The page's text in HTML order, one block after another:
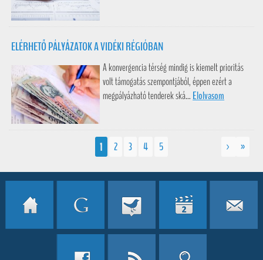
ELÉRHETŐ PÁLYÁZATOK A VIDÉKI RÉGIÓBAN
A konvergencia térség mindig is kiemelt prioritás
volt támogatás szempontjából, éppen ezért a
megpályázható tenderek ská... Elolvasom
1 2 3 4 5 > »